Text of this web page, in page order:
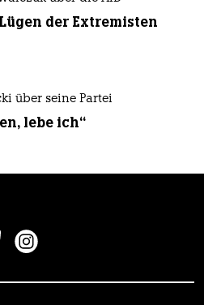
der Extremisten
über seine Partei
lebe ich“